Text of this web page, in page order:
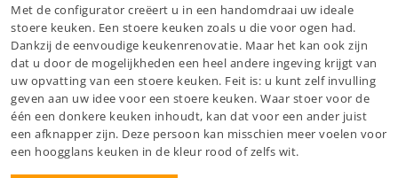
Met de configurator creëert u in een handomdraai uw ideale
stoere keuken. Een stoere keuken zoals u die voor ogen had.
Dankzij de eenvoudige keukenrenovatie. Maar het kan ook zijn
dat u door de mogelijkheden een heel andere ingeving krijgt van
uw opvatting van een stoere keuken. Feit is: u kunt zelf invulling
geven aan uw idee voor een stoere keuken. Waar stoer voor de
één een donkere keuken inhoudt, kan dat voor een ander juist
een afknapper zijn. Deze persoon kan misschien meer voelen voor
een hoogglans keuken in de kleur rood of zelfs wit.